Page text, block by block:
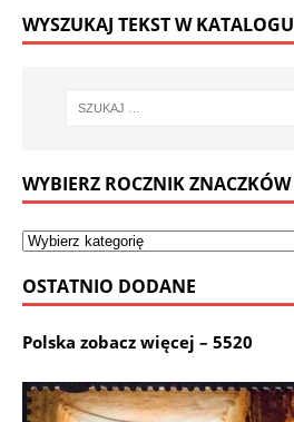
WYSZUKAJ TEKST W KATALOGU
WYBIERZ ROCZNIK ZNACZKÓW
OSTATNIO DODANE
Polska zobacz więcej – 5520